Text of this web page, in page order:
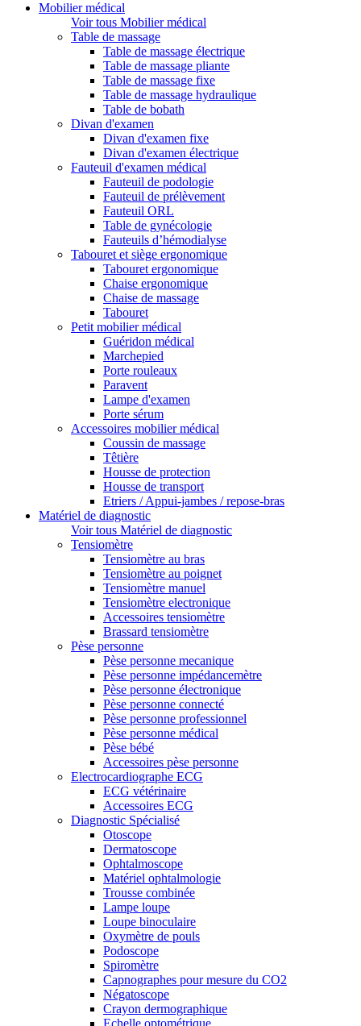
Mobilier médical
Voir tous Mobilier médical
Table de massage
Table de massage électrique
Table de massage pliante
Table de massage fixe
Table de massage hydraulique
Table de bobath
Divan d'examen
Divan d'examen fixe
Divan d'examen électrique
Fauteuil d'examen médical
Fauteuil de podologie
Fauteuil de prélèvement
Fauteuil ORL
Table de gynécologie
Fauteuils d’hémodialyse
Tabouret et siège ergonomique
Tabouret ergonomique
Chaise ergonomique
Chaise de massage
Tabouret
Petit mobilier médical
Guéridon médical
Marchepied
Porte rouleaux
Paravent
Lampe d'examen
Porte sérum
Accessoires mobilier médical
Coussin de massage
Têtière
Housse de protection
Housse de transport
Etriers / Appui-jambes / repose-bras
Matériel de diagnostic
Voir tous Matériel de diagnostic
Tensiomètre
Tensiomètre au bras
Tensiomètre au poignet
Tensiomètre manuel
Tensiomètre electronique
Accessoires tensiomètre
Brassard tensiomètre
Pèse personne
Pèse personne mecanique
Pèse personne impédancemètre
Pèse personne électronique
Pèse personne connecté
Pèse personne professionnel
Pèse personne médical
Pèse bébé
Accessoires pèse personne
Electrocardiographe ECG
ECG vétérinaire
Accessoires ECG
Diagnostic Spécialisé
Otoscope
Dermatoscope
Ophtalmoscope
Matériel ophtalmologie
Trousse combinée
Lampe loupe
Loupe binoculaire
Oxymètre de pouls
Podoscope
Spiromètre
Capnographes pour mesure du CO2
Négatoscope
Crayon dermographique
Echelle optométrique